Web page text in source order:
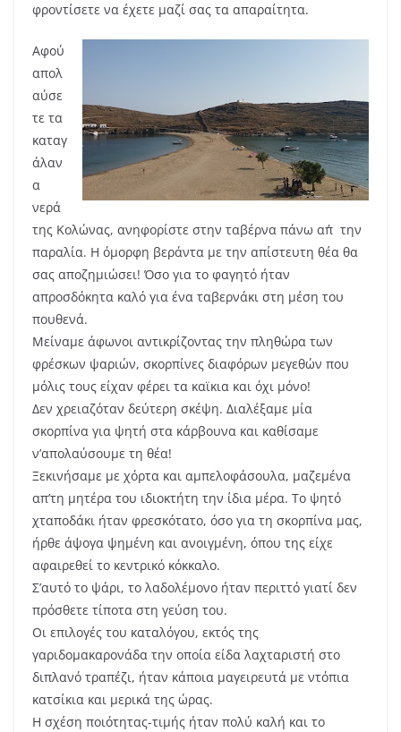
φροντίσετε να έχετε μαζί σας τα απαραίτητα.
Αφού
απολ
αύσε
τε τα
καταγ
άλαν
α
νερά
της Κολώνας, ανηφορίστε στην ταβέρνα πάνω απ΄την
παραλία. Η όμορφη βεράντα με την απίστευτη θέα θα
σας αποζημιώσει! Όσο για το φαγητό ήταν
απροσδόκητα καλό για ένα ταβερνάκι στη μέση του
πουθενά.
Μείναμε άφωνοι αντικρίζοντας την πληθώρα των
φρέσκων ψαριών, σκορπίνες διαφόρων μεγεθών που
μόλις τους είχαν φέρει τα καϊκια και όχι μόνο!
Δεν χρειαζόταν δεύτερη σκέψη. Διαλέξαμε μία
σκορπίνα για ψητή στα κάρβουνα και καθίσαμε
ν’απολαύσουμε τη θέα!
Ξεκινήσαμε με χόρτα και αμπελοφάσουλα, μαζεμένα
απ’τη μητέρα του ιδιοκτήτη την ίδια μέρα. Το ψητό
χταποδάκι ήταν φρεσκότατο, όσο για τη σκορπίνα μας,
ήρθε άψογα ψημένη και ανοιγμένη, όπου της είχε
αφαιρεθεί το κεντρικό κόκκαλο.
Σ’αυτό το ψάρι, το λαδολέμονο ήταν περιττό γιατί δεν
πρόσθετε τίποτα στη γεύση του.
Οι επιλογές του καταλόγου, εκτός της
γαριδομακαρονάδα την οποία είδα λαχταριστή στο
διπλανό τραπέζι, ήταν κάποια μαγειρευτά με ντόπια
κατσίκια και μερικά της ώρας.
Η σχέση ποιότητας-τιμής ήταν πολύ καλή και το